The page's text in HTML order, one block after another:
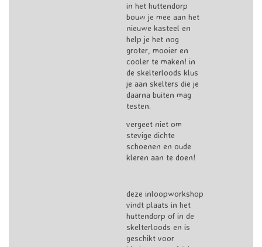
in het huttendorp
bouw je mee aan het
nieuwe kasteel en
help je het nog
groter, mooier en
cooler te maken! in
de skelterloods klus
je aan skelters die je
daarna buiten mag
testen.
vergeet niet om
stevige dichte
schoenen en oude
kleren aan te doen!
deze inloopworkshop
vindt plaats in het
huttendorp of in de
skelterloods en is
geschikt voor